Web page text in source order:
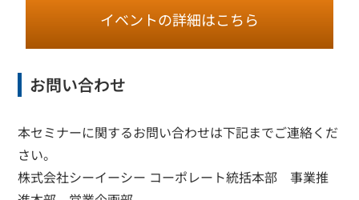
イベントの詳細はこちら
お問い合わせ
本セミナーに関するお問い合わせは下記までご連絡くだ
さい。
株式会社シーイーシー コーポレート統括本部 事業推